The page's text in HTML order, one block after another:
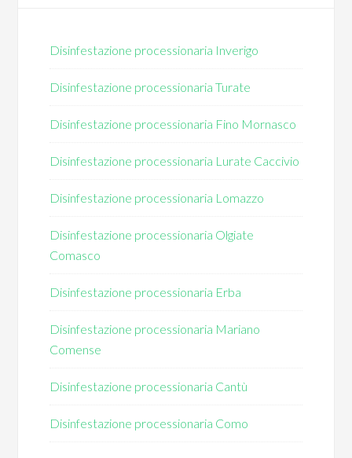
Disinfestazione processionaria Inverigo
Disinfestazione processionaria Turate
Disinfestazione processionaria Fino Mornasco
Disinfestazione processionaria Lurate Caccivio
Disinfestazione processionaria Lomazzo
Disinfestazione processionaria Olgiate
Comasco
Disinfestazione processionaria Erba
Disinfestazione processionaria Mariano
Comense
Disinfestazione processionaria Cantù
Disinfestazione processionaria Como